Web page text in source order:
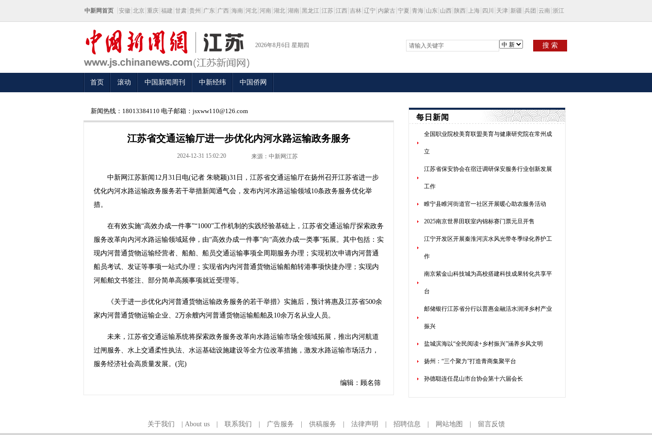
中新网首页 安徽 北京 重庆 福建 甘肃 贵州 广东 广西 海南 河北 河南 湖北 湖南 黑龙江 江苏 江西 吉林 辽宁 内蒙古 宁夏 青海 山东 山西 陕西 上海 四川 天津 新疆 兵团 云南 浙江
2026年8月6日 星期四 搜 索
首页 滚动 中国新闻周刊 中新经纬 中国侨网
新闻热线：18013384110 电子邮箱：jsxww110@126.com
江苏省交通运输厅进一步优化内河水路运输政务服务
2024-12-31 15:02:20 来源：中新网江苏
中新网江苏新闻12月31日电(记者 朱晓颖)31日，江苏省交通运输厅在扬州召开江苏省进一步
优化内河水路运输政务服务若干举措新闻通气会，发布内河水路运输领域10条政务服务优化举
措。
在有效实施“高效办成一件事”“1000”工作机制的实践经验基础上，江苏省交通运输厅探索政务
服务改革向内河水路运输领域延伸，由“高效办成一件事”向“高效办成一类事”拓展。其中包括：实
现内河普通货物运输经营者、船舶、船员交通运输事项全周期服务办理；实现初次申请内河普通
船员考试、发证等事项一站式办理；实现省内内河普通货物运输船舶转港事项快捷办理；实现内
河船舶文书签注、部分简单高频事项就近受理等。
《关于进一步优化内河普通货物运输政务服务的若干举措》实施后，预计将惠及江苏省500余
家内河普通货物运输企业、2万余艘内河普通货物运输船舶及10余万名从业人员。
未来，江苏省交通运输系统将探索政务服务改革向水路运输市场全领域拓展，推出内河航道
过闸服务、水上交通柔性执法、水运基础设施建设等全方位改革措施，激发水路运输市场活力，
服务经济社会高质量发展。(完)
编辑：顾名筛
每日新闻
全国职业院校美育联盟美育与健康研究院在常州成
立
江苏省保安协会在宿迁调研保安服务行业创新发展
工作
睢宁县睢河街道官一社区开展暖心助农服务活动
2025南京世界田联室内锦标赛门票元旦开售
江宁开发区开展秦淮河滨水风光带冬季绿化养护工
作
南京紫金山科技城为高校搭建科技成果转化共享平
台
邮储银行江苏省分行以普惠金融活水润泽乡村产业
振兴
盐城滨海以“全民阅读+乡村振兴”涵养乡风文明
扬州：“三个聚力”打造青商集聚平台
孙德聪连任昆山市台协会第十六届会长
关于我们 About us| 联系我们 广告服务 供稿服务 法律声明 招聘信息 网站地图 留言反馈